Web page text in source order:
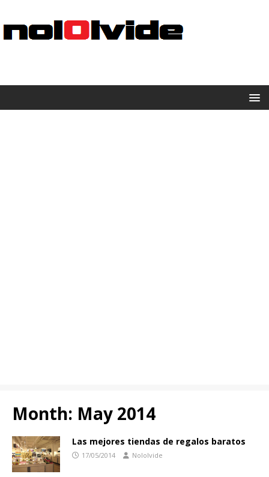
Month: May 2014
Las mejores tiendas de regalos baratos
17/05/2014 Nololvide